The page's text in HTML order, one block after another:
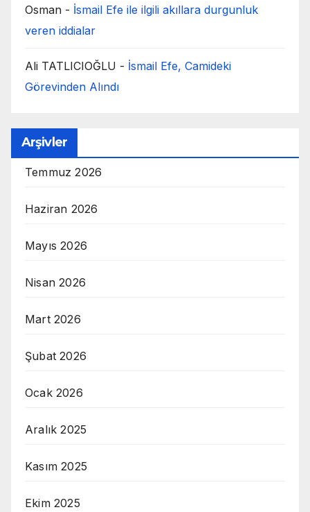
Osman - İsmail Efe ile ilgili akıllara durgunluk
veren iddialar
Ali TATLICIOĞLU - İsmail Efe, Camideki
Görevinden Alındı
Arşivler
Temmuz 2026
Haziran 2026
Mayıs 2026
Nisan 2026
Mart 2026
Şubat 2026
Ocak 2026
Aralık 2025
Kasım 2025
Ekim 2025